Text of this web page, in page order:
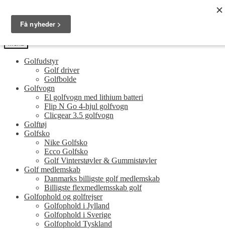
navigation
indhold
Guides og tips til dit næste golfudstyr
Menu
Golfudstyr
Golf driver
Golfbolde
Golfvogn
El golfvogn med lithium batteri
Flip N Go 4-hjul golfvogn
Clicgear 3.5 golfvogn
Golftøj
Golfsko
Nike Golfsko
Ecco Golfsko
Golf Vinterstøvler & Gummistøvler
Golf medlemskab
Danmarks billigste golf medlemskab
Billigste flexmedlemsskab golf
Golfophold og golfrejser
Golfophold i Jylland
Golfophold i Sverige
Golfophold Tyskland